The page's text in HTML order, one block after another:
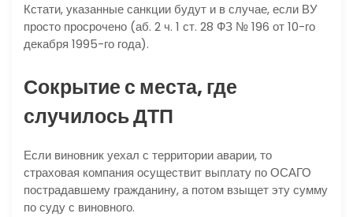
Кстати, указанные санкции будут и в случае, если ВУ
просто просрочено (аб. 2 ч. 1 ст. 28 ФЗ № 196 от 10-го
декабря 1995-го года).
Сокрытие с места, где
случилось ДТП
Если виновник уехал с территории аварии, то
страховая компания осуществит выплату по ОСАГО
пострадавшему гражданину, а потом взыщет эту сумму
по суду с виновного.